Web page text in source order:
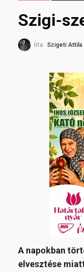
Szigi-
Írta: Szigeti Attila
A napokban
elvesztése